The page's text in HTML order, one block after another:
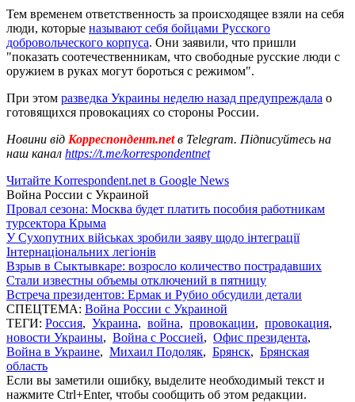
Тем временем ответственность за происходящее взяли на себя
люди, которые называют себя бойцами Русского
добровольческого корпуса. Они заявили, что пришли
"показать соотечественникам, что свободные русские люди с
оружием в руках могут бороться с режимом".
При этом разведка Украины неделю назад предупреждала о
готовящихся провокациях со стороны России.
Новини від Корреспондент.netв Telegram. Підписуйтесь на
наш канал https://t.me/korrespondentnet
Читайте Korrespondent.net в Google News
Война России с Украиной
Провал сезона: Москва будет платить пособия работникам
турсектора Крыма
У Сухопутних військах зробили заяву щодо інтеграції
Інтернаціональних легіонів
Взрыв в Сыктывкаре: возросло количество пострадавших
Стали известны объемы отключений в пятницу
Встреча президентов: Ермак и Рубио обсудили детали
СПЕЦТЕМА: Война России с Украиной
ТЕГИ: Россия, Украина, война, провокации, провокация,
новости Украины, Война с Россией, Офис президента,
Война в Украине, Михаил Подоляк, Брянск, Брянская
область
Если вы заметили ошибку, выделите необходимый текст и
нажмите Ctrl+Enter, чтобы сообщить об этом редакции.